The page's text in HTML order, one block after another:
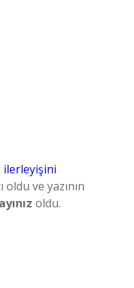
ilerleyişini
ve yazının
oldu.